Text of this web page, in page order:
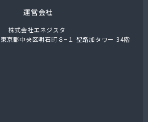
運営会社
株式会社エネジスタ
京都中央区明石町８−１ 聖路加タワー 34階